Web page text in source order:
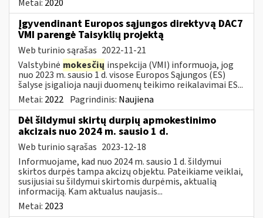
Metai: 2020
Įgyvendinant Europos sąjungos direktyvą DAC7
VMI parengė Taisyklių projektą
Web turinio sąrašas 2022-11-21
Valstybinė mokesčių inspekcija (VMI) informuoja, jog
nuo 2023 m. sausio 1 d. visose Europos Sąjungos (ES)
šalyse įsigalioja nauji duomenų teikimo reikalavimai ES...
Metai: 2022 Pagrindinis: Naujiena
Dėl šildymui skirtų durpių apmokestinimo
akcizais nuo 2024 m. sausio 1 d.
Web turinio sąrašas 2023-12-18
Informuojame, kad nuo 2024 m. sausio 1 d. šildymui
skirtos durpės tampa akcizų objektu. Pateikiame veiklai,
susijusiai su šildymui skirtomis durpėmis, aktualią
informaciją. Kam aktualus naujasis...
Metai: 2023